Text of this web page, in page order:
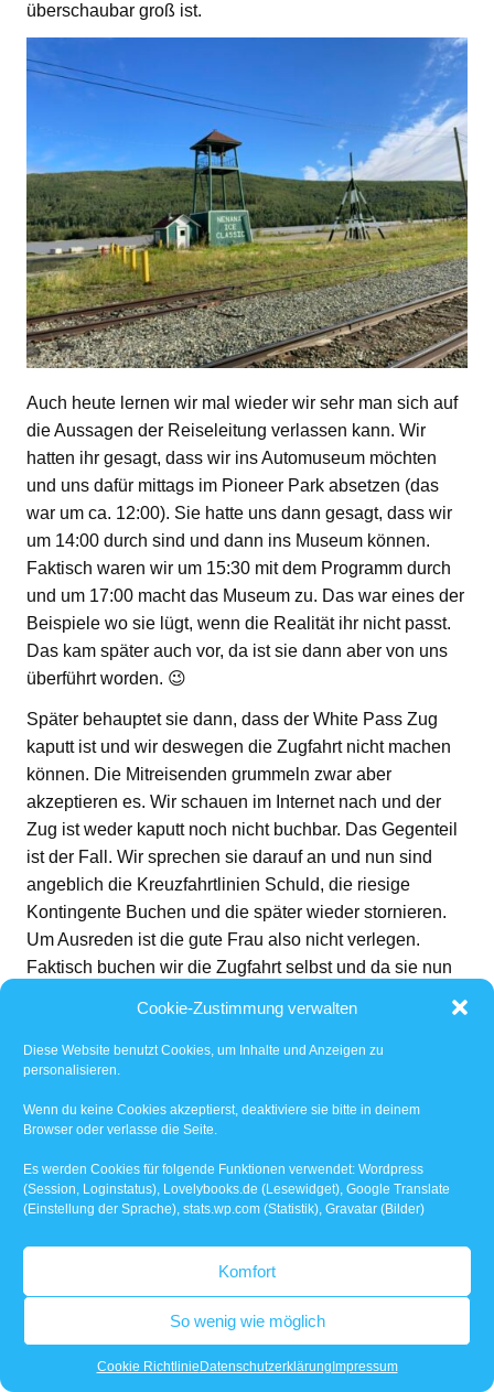
Cookie-Zustimmung verwalten
Diese Website benutzt Cookies, um Inhalte und Anzeigen zu
personalisieren.
Wenn du keine Cookies akzeptierst, deaktiviere sie bitte in deinem
Browser oder verlasse die Seite.
Es werden Cookies für folgende Funktionen verwendet: Wordpress
(Session, Loginstatus), Lovelybooks.de (Lesewidget), Google Translate
(Einstellung der Sprache), stats.wp.com (Statistik), Gravatar (Bilder)
Komfort
So wenig wie möglich
Cookie Richtlinie Datenschutzerklärung Impressum
überschaubar groß ist.
Auch heute lernen wir mal wieder wir sehr man sich auf
die Aussagen der Reiseleitung verlassen kann. Wir
hatten ihr gesagt, dass wir ins Automuseum möchten
und uns dafür mittags im Pioneer Park absetzen (das
war um ca. 12:00). Sie hatte uns dann gesagt, dass wir
um 14:00 durch sind und dann ins Museum können.
Faktisch waren wir um 15:30 mit dem Programm durch
und um 17:00 macht das Museum zu. Das war eines der
Beispiele wo sie lügt, wenn die Realität ihr nicht passt.
Das kam später auch vor, da ist sie dann aber von uns
überführt worden. 😉
Später behauptet sie dann, dass der White Pass Zug
kaputt ist und wir deswegen die Zugfahrt nicht machen
können. Die Mitreisenden grummeln zwar aber
akzeptieren es. Wir schauen im Internet nach und der
Zug ist weder kaputt noch nicht buchbar. Das Gegenteil
ist der Fall. Wir sprechen sie darauf an und nun sind
angeblich die Kreuzfahrtlinien Schuld, die riesige
Kontingente Buchen und die später wieder stornieren.
Um Ausreden ist die gute Frau also nicht verlegen.
Faktisch buchen wir die Zugfahrt selbst und da sie nun